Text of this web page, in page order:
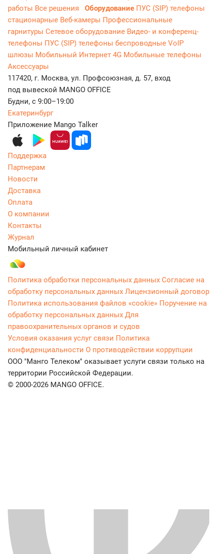
работы Все решения Оборудование ПУС (SIP) телефоны
стационарные Веб-камеры Профессиональные
гарнитуры Сетевое оборудование Видео- и конференц-
телефоны ПУС (SIP) телефоны беспроводные VoIP
шлюзы Мобильный Интернет 4G Мобильные телефоны
Аксессуары
117420, г. Москва, ул. Профсоюзная, д. 57, вход
под вывеской MANGO OFFICE
Будни, с 9:00–19:00
Екатеринбург
Приложение Mango Talker
Поддержка
Партнерам
Новости
Доставка
Оплата
О компании
Контакты
Журнал
Мобильный личный кабинет
Политика обработки персональных данных Согласие на
обработку персональных данных Лицензионный договор
Политика использования файлов «cookie» Поручение на
обработку персональных данных Для
правоохранительных органов и судов
Условия оказания услуг связи Политика
конфиденциальности О противодействии коррупции
ООО "Манго Телеком" оказывает услуги связи только на
территории Российской Федерации.
© 2000-2026 MANGO OFFICE.